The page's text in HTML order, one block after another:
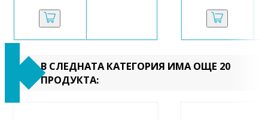
В СЛЕДНАТА КАТЕГОРИЯ ИМА ОЩЕ 20
ПРОДУКТА: